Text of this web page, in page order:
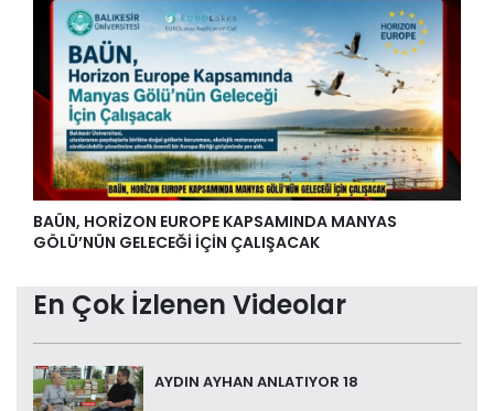
BAÜN, HORİZON EUROPE KAPSAMINDA MANYAS
GÖLÜ’NÜN GELECEĞİ İÇİN ÇALIŞACAK
En Çok İzlenen Videolar
AYDIN AYHAN ANLATIYOR 18